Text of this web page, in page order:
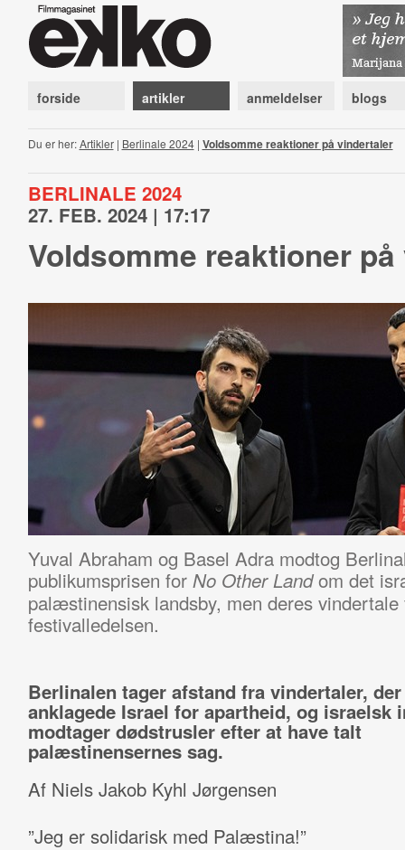
forside artikler anmeldelser blogs
Du er her:Artikler| Berlinale 2024| Voldsomme reaktioner på vindertaler
BERLINALE 2024
27. FEB. 2024 | 17:17
Voldsomme reaktioner
Yuval Abraham og Basel Adra modtog
publikumsprisen for No Other Landom det
palæstinensisk landsby, men deres
festivalledelsen.
Berlinalen tager afstand fra vindertaler, der
anklagede Israel for apartheid, og israelsk
modtager dødstrusler efter at have talt
palæstinensernes sag.
Af Niels Jakob Kyhl Jørgensen
”Jeg er solidarisk med Palæstina!”